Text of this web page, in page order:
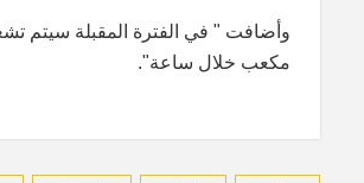
مكعب خلال ساعة".